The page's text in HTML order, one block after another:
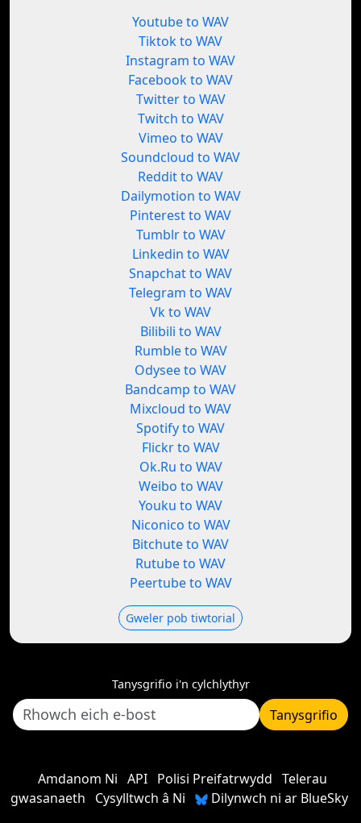
Youtube to WAV
Tiktok to WAV
Instagram to WAV
Facebook to WAV
Twitter to WAV
Twitch to WAV
Vimeo to WAV
Soundcloud to WAV
Reddit to WAV
Dailymotion to WAV
Pinterest to WAV
Tumblr to WAV
Linkedin to WAV
Snapchat to WAV
Telegram to WAV
Vk to WAV
Bilibili to WAV
Rumble to WAV
Odysee to WAV
Bandcamp to WAV
Mixcloud to WAV
Spotify to WAV
Flickr to WAV
Ok.Ru to WAV
Weibo to WAV
Youku to WAV
Niconico to WAV
Bitchute to WAV
Rutube to WAV
Peertube to WAV
Gweler pob tiwtorial
Tanysgrifio i'n cylchlythyr
Tanysgrifio
Amdanom Ni API Polisi Preifatrwydd Telerau
gwasanaeth
Cysylltwch â Ni
Dilynwch ni ar BlueSky